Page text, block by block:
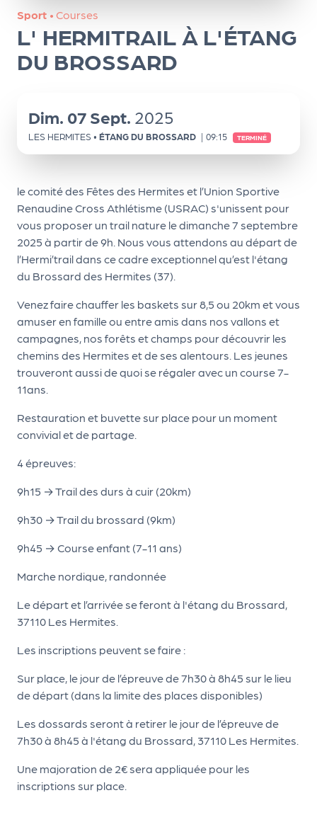
Sport • Courses
L' HERMITRAIL À L'ÉTANG
DU BROSSARD
Dim. 07 Sept. 2025
LES HERMITES • ÉTANG DU BROSSARD | 09:15 TERMINÉ
le comité des Fêtes des Hermites et l’Union Sportive
Renaudine Cross Athlétisme (USRAC) s'unissent pour
vous proposer un trail nature le dimanche 7 septembre
2025 à partir de 9h. Nous vous attendons au départ de
l’Hermi’trail dans ce cadre exceptionnel qu’est l'étang
du Brossard des Hermites (37).
Venez faire chauffer les baskets sur 8,5 ou 20km et vous
amuser en famille ou entre amis dans nos vallons et
campagnes, nos forêts et champs pour découvrir les
chemins des Hermites et de ses alentours. Les jeunes
trouveront aussi de quoi se régaler avec un course 7-
11ans.
Restauration et buvette sur place pour un moment
convivial et de partage.
4 épreuves:
9h15 → Trail des durs à cuir (20km)
9h30 → Trail du brossard (9km)
9h45 → Course enfant (7-11 ans)
Marche nordique, randonnée
Le départ et l’arrivée se feront à l'étang du Brossard,
37110 Les Hermites.
Les inscriptions peuvent se faire :
Sur place, le jour de l’épreuve de 7h30 à 8h45 sur le lieu
de départ (dans la limite des places disponibles)
Les dossards seront à retirer le jour de l’épreuve de
7h30 à 8h45 à l'étang du Brossard, 37110 Les Hermites.
Une majoration de 2€ sera appliquée pour les
inscriptions sur place.
ns
PR
O
PR
O
G!
Ma
g
Sui
vr
e
le
PR
O
G!
N
os
se
rvi
s
e
k
it
d
e
l'
o
r
g
a